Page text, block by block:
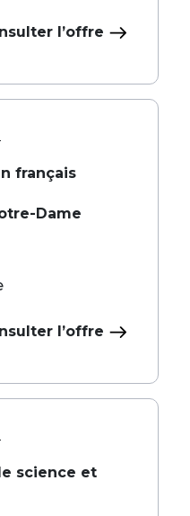
l’offre
français
Dame
l’offre
science et